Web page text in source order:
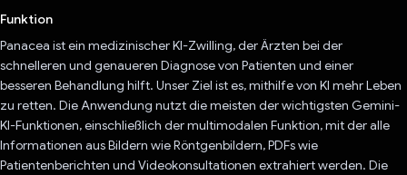
Funktion
Panacea ist ein medizinischer KI-Zwilling, der Ärzten bei der
schnelleren und genaueren Diagnose von Patienten und einer
besseren Behandlung hilft. Unser Ziel ist es, mithilfe von KI mehr Leben
zu retten. Die Anwendung nutzt die meisten der wichtigsten Gemini-
KI-Funktionen, einschließlich der multimodalen Funktion, mit der alle
Informationen aus Bildern wie Röntgenbildern, PDFs wie
Patientenberichten und Videokonsultationen extrahiert werden. Die